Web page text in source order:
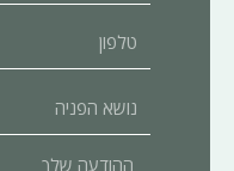
הפניה
ההודעה